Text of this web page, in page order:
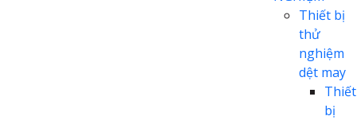
Thiết bị
thử
nghiệm
dệt may
Thiết
bị